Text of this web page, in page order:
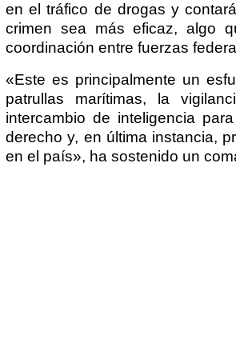
en el tráfico de drogas y
crimen sea más eficaz, algo
coordinación entre fuerzas
«Este es principalmente un
patrullas marítimas, la
intercambio de inteligencia
derecho y, en última instancia,
en el país», ha sostenido un